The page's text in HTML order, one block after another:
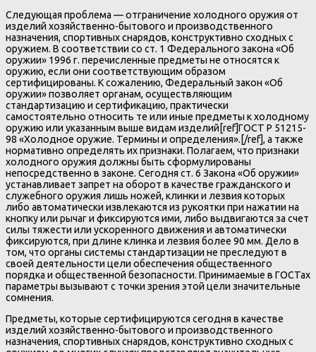
Следующая проблема — отграничение холодного оружия от
изделий хозяйственно-бытового и производственного
назначения, спортивных снарядов, конструктивно сходных с
оружием. В соответствии со ст. 1 Федерального закона «Об
оружии» 1996 г. перечисленные предметы не относятся к
оружию, если они соответствующим образом
сертифицированы. К сожалению, Федеральный закон «Об
оружии» позволяет органам, осуществляющим
стандартизацию и сертификацию, практически
самостоятельно относить те или иные предметы к холодному
оружию или указанным выше видам изделий[ref]ГОСТ Р 51215-
98 «Холодное оружие. Термины и определения».[/ref], а также
нормативно определять их признаки. Полагаем, что признаки
холодного оружия должны быть сформулированы
непосредственно в законе. Сегодня ст. 6 Закона «Об оружии»
устанавливает запрет на оборот в качестве гражданского и
служебного оружия лишь ножей, клинки и лезвия которых
либо автоматически извлекаются из рукоятки при нажатии на
кнопку или рычаг и фиксируются ими, либо выдвигаются за счет
силы тяжести или ускоренного движения и автоматически
фиксируются, при длине клинка и лезвия более 90 мм. Дело в
том, что органы системы стандартизации не преследуют в
своей деятельности цели обеспечения общественного
порядка и общественной безопасности. Принимаемые в ГОСТах
параметры вызывают с точки зрения этой цели значительные
сомнения.
Предметы, которые сертифицируются сегодня в качестве
изделий хозяйственно-бытового и производственного
назначения, спортивных снарядов, конструктивно сходных с